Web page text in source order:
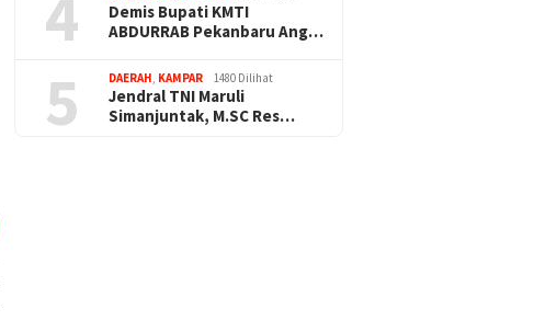
4
Demis Bupati KMTI
ABDURRAB Pekanbaru Ang…
5 DAERAH, KAMPAR 1480 Dilihat
Jendral TNI Maruli
Simanjuntak, M.SC Res…